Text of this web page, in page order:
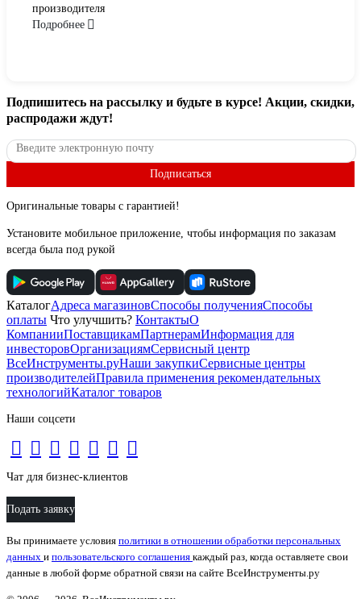
производителя
Подробнее
Подпишитесь на рассылку и будьте в курсе! Акции, скидки,
распродажи ждут!
Подписаться
Оригинальные товары с гарантией!
Установите мобильное приложение, чтобы информация по заказам
всегда была под рукой
КаталогАдреса магазиновСпособы полученияСпособы
оплаты Что улучшить? КонтактыО
КомпанииПоставщикамПартнерамИнформация для
инвесторовОрганизациямСервисный центр
ВсеИнструменты.руНаши закупкиСервисные центры
производителейПравила применения рекомендательных
технологийКаталог товаров
Наши соцсети
Чат для бизнес-клиентов
Подать заявку
Вы принимаете условия политики в отношении обработки персональных
данных и пользовательского соглашения каждый раз, когда оставляете свои
данные в любой форме обратной связи на сайте ВсеИнструменты.ру